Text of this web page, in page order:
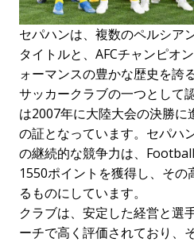
セパハンは、複数のペルシア
タイトルと、AFCチャンピオ
ォーマンスの豊かな歴史を誇
サッカークラブの一つとして
は2007年に大陸大会の決勝
の証となっています。セパハ
の継続的な競争力は、
1550ポイントを獲得し、その
るものにしています。
クラブは、安定した経営と選
ーチで高く評価されており、